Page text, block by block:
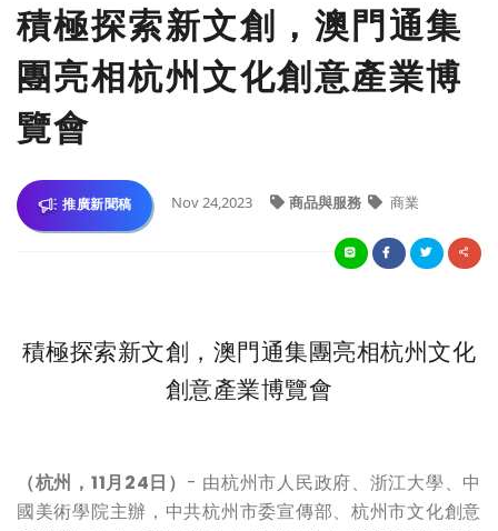
積極探索新文創，澳門通集
團亮相杭州文化創意產業博
覽會
推廣新聞稿 Nov 24,2023 商品與服務 商業
積極探索新文創，澳門通集團亮相杭州文化
創意產業博覽會
（杭州， 11月 24日） - 由杭州市人民政府、浙江大學、中
國美術學院主辦，中共杭州市委宣傳部、杭州市文化創意